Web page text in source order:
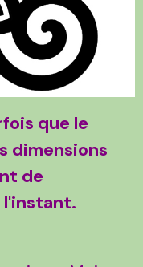
que le
dimensions
de